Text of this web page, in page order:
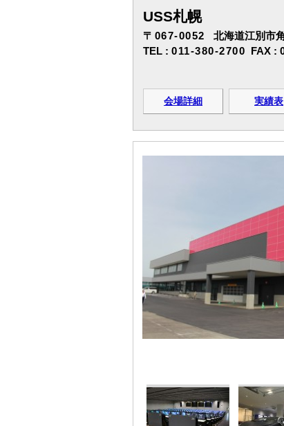
USS札幌
〒067-0052 北海道江別市
TEL : 011-380-2700 FAX :
会場詳細 実績表